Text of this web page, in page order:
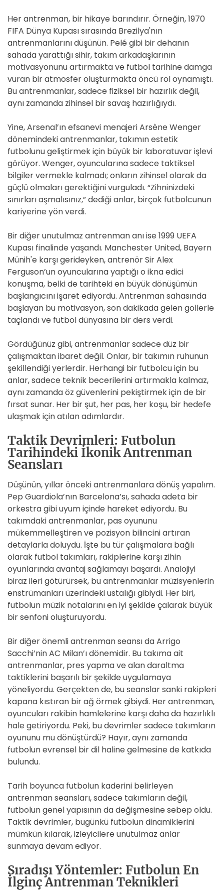
Her antrenman, bir hikaye barındırır. Örneğin, 1970
FIFA Dünya Kupası sırasında Brezilya'nın
antrenmanlarını düşünün. Pelé gibi bir dehanın
sahada yarattığı sihir, takım arkadaşlarının
motivasyonunu artırmakta ve futbol tarihine damga
vuran bir atmosfer oluşturmakta öncü rol oynamıştı.
Bu antrenmanlar, sadece fiziksel bir hazırlık değil,
aynı zamanda zihinsel bir savaş hazırlığıydı.
Yine, Arsenal’ın efsanevi menajeri Arsène Wenger
dönemindeki antrenmanlar, takımın estetik
futbolunu geliştirmek için büyük bir laboratuvar işlevi
görüyor. Wenger, oyuncularına sadece taktiksel
bilgiler vermekle kalmadı; onların zihinsel olarak da
güçlü olmaları gerektiğini vurguladı. “Zihninizdeki
sınırları aşmalısınız,” dediği anlar, birçok futbolcunun
kariyerine yön verdi.
Bir diğer unutulmaz antrenman anı ise 1999 UEFA
Kupası finalinde yaşandı. Manchester United, Bayern
Münih'e karşı gerideyken, antrenör Sir Alex
Ferguson’un oyuncularına yaptığı o ikna edici
konuşma, belki de tarihteki en büyük dönüşümün
başlangıcını işaret ediyordu. Antrenman sahasında
başlayan bu motivasyon, son dakikada gelen gollerle
taçlandı ve futbol dünyasına bir ders verdi.
Gördüğünüz gibi, antrenmanlar sadece düz bir
çalışmaktan ibaret değil. Onlar, bir takımın ruhunun
şekillendiği yerlerdir. Herhangi bir futbolcu için bu
anlar, sadece teknik becerilerini artırmakla kalmaz,
aynı zamanda öz güvenlerini pekiştirmek için de bir
fırsat sunar. Her bir şut, her pas, her koşu, bir hedefe
ulaşmak için atılan adımlardır.
Taktik Devrimleri: Futbolun
Tarihindeki İkonik Antrenman
Seansları
Düşünün, yıllar önceki antrenmanlara dönüş yapalım.
Pep Guardiola’nın Barcelona’sı, sahada adeta bir
orkestra gibi uyum içinde hareket ediyordu. Bu
takımdaki antrenmanlar, pas oyununu
mükemmelleştiren ve pozisyon bilincini artıran
detaylarla doluydu. İşte bu tür çalışmalara bağlı
olarak futbol takımları, rakiplerine karşı zihin
oyunlarında avantaj sağlamayı başardı. Analojiyi
biraz ileri götürürsek, bu antrenmanlar müzisyenlerin
enstrümanları üzerindeki ustalığı gibiydi. Her biri,
futbolun müzik notalarını en iyi şekilde çalarak büyük
bir senfoni oluşturuyordu.
Bir diğer önemli antrenman seansı da Arrigo
Sacchi’nin AC Milan’ı dönemidir. Bu takıma ait
antrenmanlar, pres yapma ve alan daraltma
taktiklerini başarılı bir şekilde uygulamaya
yöneliyordu. Gerçekten de, bu seanslar sanki rakipleri
kapana kıstıran bir ağ örmek gibiydi. Her antrenman,
oyuncuları rakibin hamlelerine karşı daha da hazırlıklı
hale getiriyordu. Peki, bu devrimler sadece takımların
oyununu mu dönüştürdü? Hayır, aynı zamanda
futbolun evrensel bir dil haline gelmesine de katkıda
bulundu.
Tarih boyunca futbolun kaderini belirleyen
antrenman seansları, sadece takımların değil,
futbolun genel yapısının da değişmesine sebep oldu.
Taktik devrimler, bugünkü futbolun dinamiklerini
mümkün kılarak, izleyicilere unutulmaz anlar
sunmaya devam ediyor.
Sıradışı Yöntemler: Futbolun En
İlginç Antrenman Teknikleri